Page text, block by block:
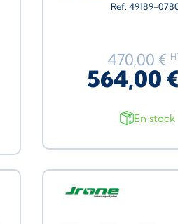
Ref. 49189-
470,00 €
564,00 €
En stock
Neuf